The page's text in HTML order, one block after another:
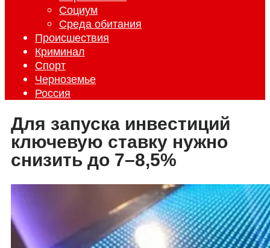
Социум
Среда обитания
Происшествия
Криминал
Спорт
Черноземье
Россия
Для запуска инвестиций
ключевую ставку нужно
снизить до 7–8,5%